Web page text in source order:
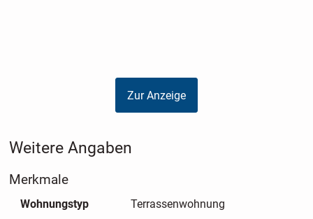
Zur Anzeige
Weitere Angaben
Merkmale
Wohnungstyp
Terrassenwohnung